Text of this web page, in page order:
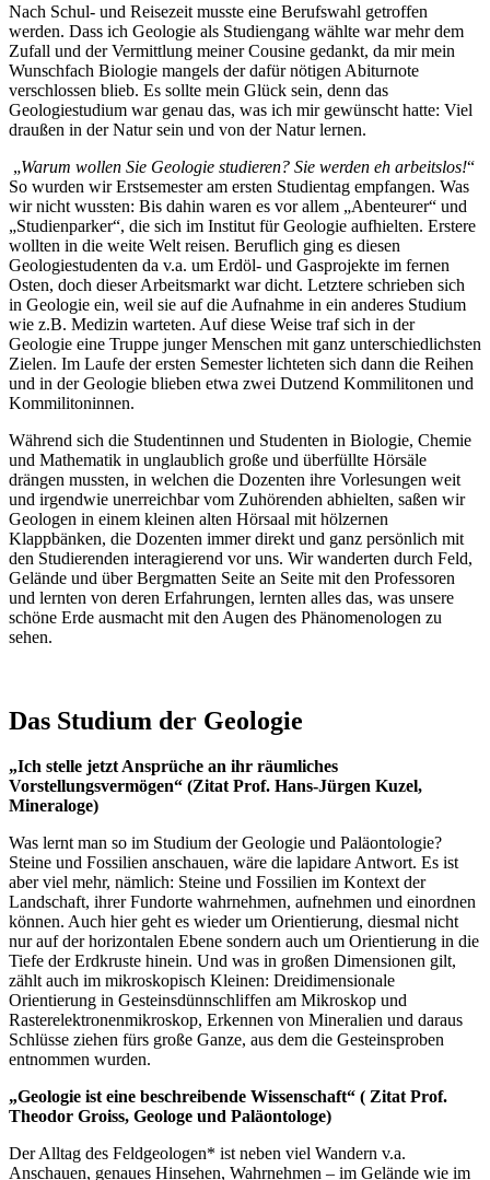
Nach Schul- und Reisezeit musste eine Berufswahl getroffen
werden. Dass ich Geologie als Studiengang wählte war mehr dem
Zufall und der Vermittlung meiner Cousine gedankt, da mir mein
Wunschfach Biologie mangels der dafür nötigen Abiturnote
verschlossen blieb. Es sollte mein Glück sein, denn das
Geologiestudium war genau das, was ich mir gewünscht hatte: Viel
draußen in der Natur sein und von der Natur lernen.
„Warum wollen Sie Geologie studieren? Sie werden eh arbeitslos!“
So wurden wir Erstsemester am ersten Studientag empfangen. Was
wir nicht wussten: Bis dahin waren es vor allem „Abenteurer“ und
„Studienparker“, die sich im Institut für Geologie aufhielten. Erstere
wollten in die weite Welt reisen. Beruflich ging es diesen
Geologiestudenten da v.a. um Erdöl- und Gasprojekte im fernen
Osten, doch dieser Arbeitsmarkt war dicht. Letztere schrieben sich
in Geologie ein, weil sie auf die Aufnahme in ein anderes Studium
wie z.B. Medizin warteten. Auf diese Weise traf sich in der
Geologie eine Truppe junger Menschen mit ganz unterschiedlichsten
Zielen. Im Laufe der ersten Semester lichteten sich dann die Reihen
und in der Geologie blieben etwa zwei Dutzend Kommilitonen und
Kommilitoninnen.
Während sich die Studentinnen und Studenten in Biologie, Chemie
und Mathematik in unglaublich große und überfüllte Hörsäle
drängen mussten, in welchen die Dozenten ihre Vorlesungen weit
und irgendwie unerreichbar vom Zuhörenden abhielten, saßen wir
Geologen in einem kleinen alten Hörsaal mit hölzernen
Klappbänken, die Dozenten immer direkt und ganz persönlich mit
den Studierenden interagierend vor uns. Wir wanderten durch Feld,
Gelände und über Bergmatten Seite an Seite mit den Professoren
und lernten von deren Erfahrungen, lernten alles das, was unsere
schöne Erde ausmacht mit den Augen des Phänomenologen zu
sehen.
Das Studium der Geologie
„Ich stelle jetzt Ansprüche an ihr räumliches
Vorstellungsvermögen“ (Zitat Prof. Hans-Jürgen Kuzel,
Mineraloge)
Was lernt man so im Studium der Geologie und Paläontologie?
Steine und Fossilien anschauen, wäre die lapidare Antwort. Es ist
aber viel mehr, nämlich: Steine und Fossilien im Kontext der
Landschaft, ihrer Fundorte wahrnehmen, aufnehmen und einordnen
können. Auch hier geht es wieder um Orientierung, diesmal nicht
nur auf der horizontalen Ebene sondern auch um Orientierung in die
Tiefe der Erdkruste hinein. Und was in großen Dimensionen gilt,
zählt auch im mikroskopisch Kleinen: Dreidimensionale
Orientierung in Gesteinsdünnschliffen am Mikroskop und
Rasterelektronenmikroskop, Erkennen von Mineralien und daraus
Schlüsse ziehen fürs große Ganze, aus dem die Gesteinsproben
entnommen wurden.
„Geologie ist eine beschreibende Wissenschaft“ ( Zitat Prof.
Theodor Groiss, Geologe und Paläontologe)
Der Alltag des Feldgeologen* ist neben viel Wandern v.a.
Anschauen, genaues Hinsehen, Wahrnehmen – im Gelände wie im